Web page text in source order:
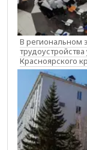
В региональном
Красноярского